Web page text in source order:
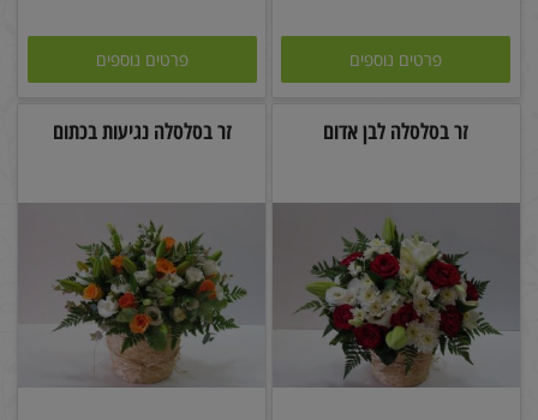
פרטים נוספים פרטים נוספים
זר בסלסלה לבן אדום זר בסלסלה נגיעות בכתום